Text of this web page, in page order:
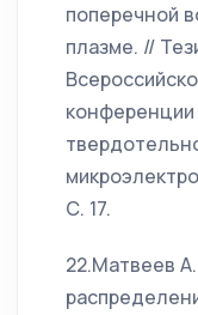
поперечной
плазме. //
С. 17.
22.Матвеев